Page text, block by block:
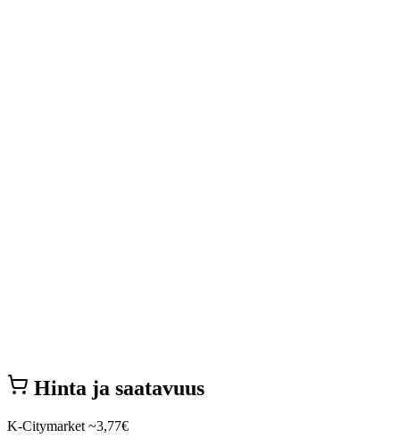
Hinta ja saatavuus
K-Citymarket ~3,77€